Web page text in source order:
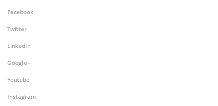
Facebook
Twitter
LinkedIn
Google+
Youtube
Instagram